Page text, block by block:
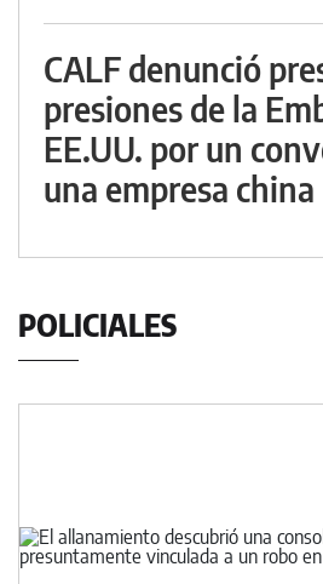
CALF denunció
presiones de la
EE.UU. por un
una empresa china
POLICIALES